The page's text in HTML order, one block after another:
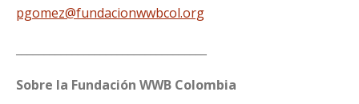
pgomez@fundacionwwbcol.org
Sobre la Fundación WWB Colombia